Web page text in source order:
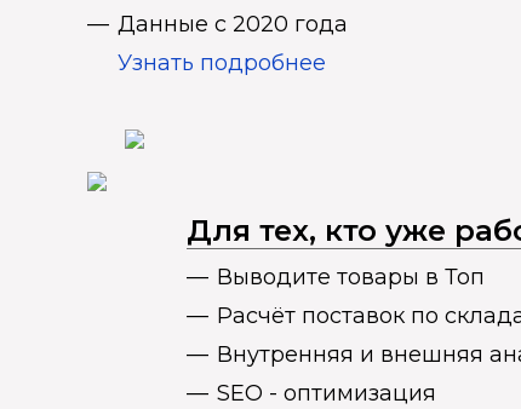
Данные с 2020 года
Узнать подробнее
Для тех, кто уже
Выводите товары в Топ
Расчёт поставок по
Внутренняя и внешняя
SEO - оптимизация